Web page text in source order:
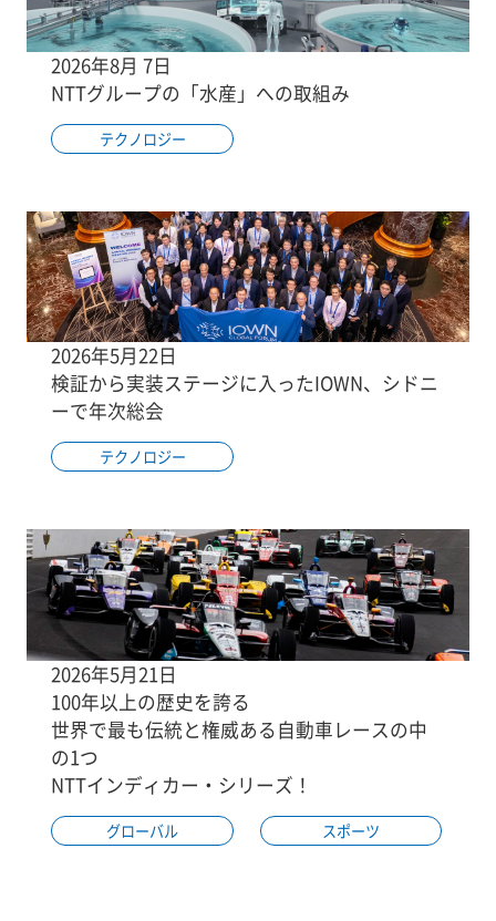
2026年8月 7日
NTTグループの「水産」への取組み
テクノロジー
2026年5月22日
検証から実装ステージに入ったIOWN、シドニ
ーで年次総会
テクノロジー
2026年5月21日
100年以上の歴史を誇る
世界で最も伝統と権威ある自動車レースの中
の1つ
NTTインディカー・シリーズ！
グローバル スポーツ